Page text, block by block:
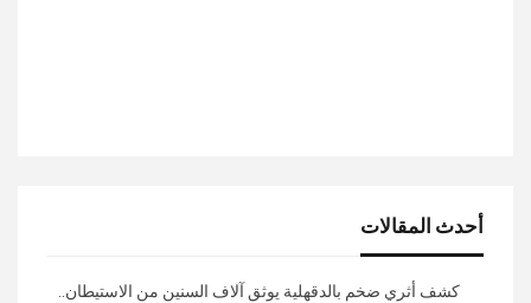
أحدث المقالات
كشف أثري ضخم بالدقهلية يوثق آلاف السنين من الاستيطان..